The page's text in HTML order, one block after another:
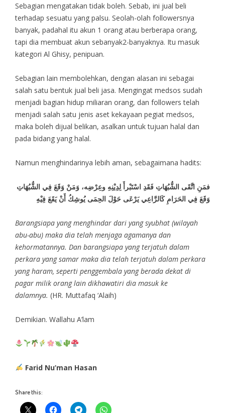
Sebagian mengatakan tidak boleh. Sebab, ini jual beli
terhadap sesuatu yang palsu. Seolah-olah followersnya
banyak, padahal itu akun 1 orang atau berberapa orang,
tapi dia membuat akun sebanyak2-banyaknya. Itu masuk
kategori Al Ghisy, penipuan.
Sebagian lain membolehkan, dengan alasan ini sebagai
salah satu bentuk jual beli jasa. Mengingat medsos sudah
menjadi bagian hidup miliaran orang, dan followers telah
menjadi salah satu jenis aset kekayaan pegiat medsos,
maka boleh dijual belikan, asalkan untuk tujuan halal dan
pada bidang yang halal.
Namun menghindarinya lebih aman, sebagaimana hadits:
فمَنِ اتَّقَى الشُّبُهَاتِ فَقَدِ اسْتَبْرأَ لِدِيْنِهِ وعِرْضِه، وَمَنْ وَقَعَ فِي الشُّبُهَاتِ
وَقَعَ فِي الحَرَامِ كَالرَّاعِي يَرْعَى حَوْلَ الحِمَى يُوشِكُ أَنْ يَقَعَ فِيْهِ
Barangsiapa yang menghindar dari yang syubhat (wilayah
abu-abu) maka dia telah menjaga agamanya dan
kehormatannya. Dan barangsiapa yang terjatuh dalam
perkara yang samar maka dia telah terjatuh dalam perkara
yang haram, seperti penggembala yang berada dekat di
pagar milik orang lain dikhawatiri dia masuk ke
dalamnya. (HR. Muttafaq ‘Alaih)
Demikian. Wallahu A’lam
Farid Nu’man Hasan
Share this: